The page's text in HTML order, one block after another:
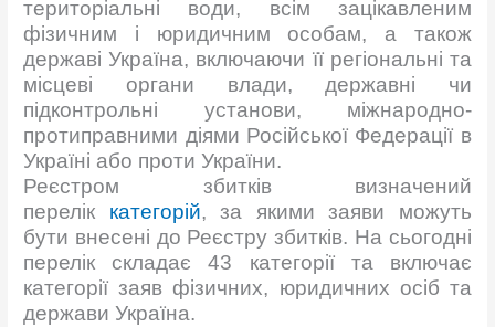
територіальні води, всім зацікавленим
фізичним і юридичним особам, а також
державі Україна, включаючи її регіональні та
місцеві органи влади, державні чи
підконтрольні установи, міжнародно-
протиправними діями Російської Федерації в
Україні або проти України.
Реєстром збитків визначений
перелік категорій, за якими заяви можуть
бути внесені до Реєстру збитків. На сьогодні
перелік складає 43 категорії та включає
категорії заяв фізичних, юридичних осіб та
держави Україна.